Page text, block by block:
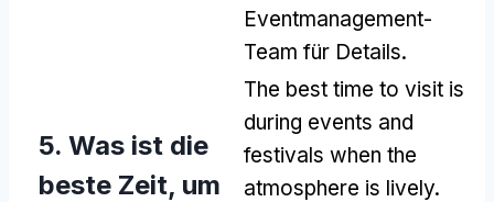
Eventmanagement-
Team für Details.
5. Was ist die
beste Zeit, um
The best time to visit is
during events and
festivals when the
atmosphere is lively.